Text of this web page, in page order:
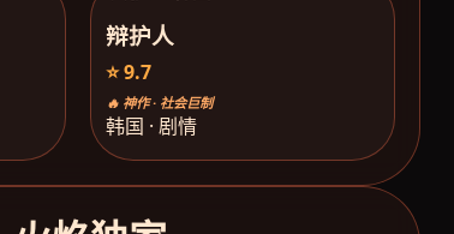
辩护人
⭐ 9.7
🔥 神作 · 社会巨制
韩国 · 剧情